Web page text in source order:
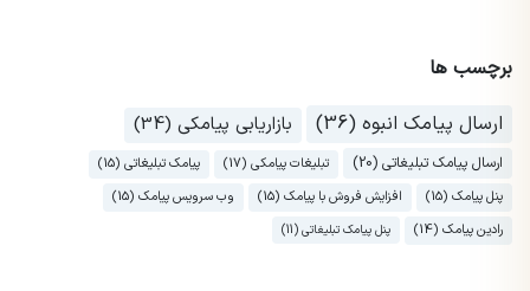
برچسب ها
ارسال پیامک انبوه (36)
بازاریابی پیامکی (34)
ارسال پیامک تبلیغاتی (20) تبلیغات پیامکی (17)
پیامک تبلیغاتی (15)
پنل پیامک (15)
افزایش فروش با پیامک (15)
وب سرویس پیامک (15)
رادین پیامک (14)
پنل پیامک تبلیغاتی (11)